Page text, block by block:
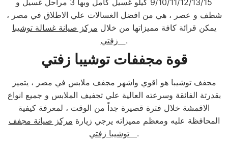
9/10/11/12/13/15 كيلو غسيل كامل وبها 3 مراحل غسيل و
شطف و عصر ، هي من افضل الغسالات علي الاطلاق في مصر ،
يمكن قرائة كافة مميزاتها من خلال مركز صيانة غسالة توشيبا
.
قوة مجففات توشيبا زفتي
مجفف توشيبا هو اقوي واشهر مجفف ملابس في مصر ، يتميز
بقدرتة الفائقة وسرعته العالية علي تجفيف الملابس و جميع انواع
الاقمشة خلال فترة قصيرة جداً من الوقت ، لمعرفة كيفية
المحافظة عليه ومعظم مميزاته يرجي زيارة مركز صيانة مجفف
.